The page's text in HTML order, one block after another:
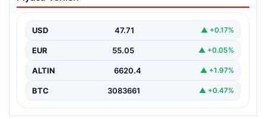
İstanbul Su ve Kanalizasyon İdaresi (İSKİ), önümüzdeki
kapsamında…
USD 47.71 ▲ +0.17%
EUR 55.05 ▲ +0.05%
ALTIN 6620.4 ▲ +1.97%
BTC 3083661 ▲ +0.47%